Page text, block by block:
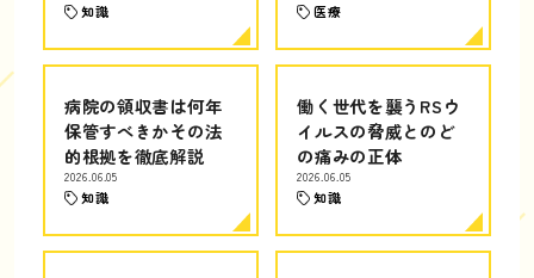
知識 医療
病院の領収書は何年
保管すべきかその法
的根拠を徹底解説
2026.06.05
知識
働く世代を襲うRSウ
イルスの脅威とのど
の痛みの正体
2026.06.05
知識